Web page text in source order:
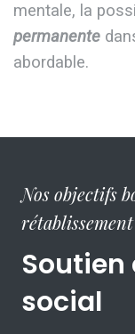
mentale, la
permanente
abordable.
Nos objectifs
rétablissement
social